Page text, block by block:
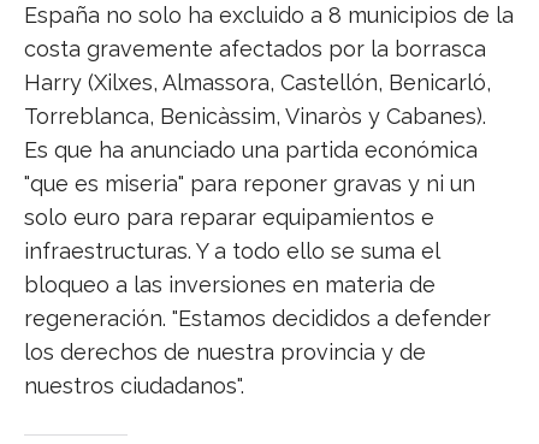
España no solo ha excluido a 8 municipios de la
costa gravemente afectados por la borrasca
Harry (Xilxes, Almassora, Castellón, Benicarló,
Torreblanca, Benicàssim, Vinaròs y Cabanes).
Es que ha anunciado una partida económica
"que es miseria" para reponer gravas y ni un
solo euro para reparar equipamientos e
infraestructuras. Y a todo ello se suma el
bloqueo a las inversiones en materia de
regeneración. "Estamos decididos a defender
los derechos de nuestra provincia y de
nuestros ciudadanos".